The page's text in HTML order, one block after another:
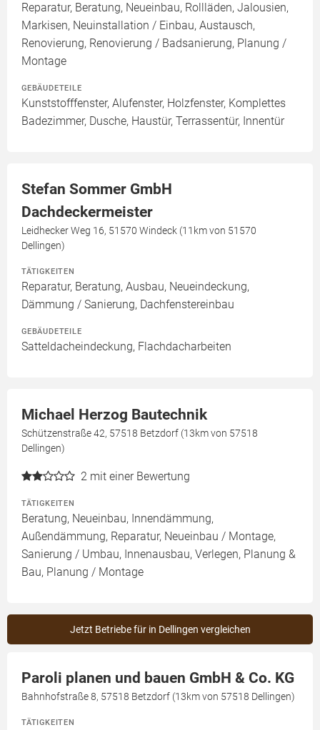
Reparatur, Beratung, Neueinbau, Rollläden, Jalousien,
Markisen, Neuinstallation / Einbau, Austausch,
Renovierung, Renovierung / Badsanierung, Planung /
Montage
GEBÄUDETEILE
Kunststofffenster, Alufenster, Holzfenster, Komplettes
Badezimmer, Dusche, Haustür, Terrassentür, Innentür
Stefan Sommer GmbH
Dachdeckermeister
Leidhecker Weg 16, 51570 Windeck (11km von 51570
Dellingen)
TÄTIGKEITEN
Reparatur, Beratung, Ausbau, Neueindeckung,
Dämmung / Sanierung, Dachfenstereinbau
GEBÄUDETEILE
Satteldacheindeckung, Flachdacharbeiten
Michael Herzog Bautechnik
Schützenstraße 42, 57518 Betzdorf (13km von 57518
Dellingen)
2 mit einer Bewertung
TÄTIGKEITEN
Beratung, Neueinbau, Innendämmung,
Außendämmung, Reparatur, Neueinbau / Montage,
Sanierung / Umbau, Innenausbau, Verlegen, Planung &
Bau, Planung / Montage
Jetzt Betriebe für in Dellingen vergleichen
Paroli planen und bauen GmbH & Co. KG
Bahnhofstraße 8, 57518 Betzdorf (13km von 57518 Dellingen)
TÄTIGKEITEN